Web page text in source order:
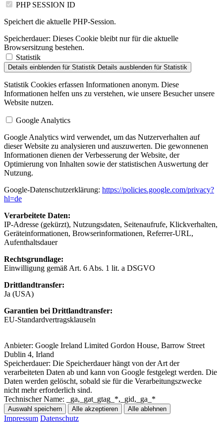
PHP SESSION ID
Speichert die aktuelle PHP-Session.
Speicherdauer: Dieses Cookie bleibt nur für die aktuelle
Browsersitzung bestehen.
Statistik
Details einblenden für Statistik Details ausblenden für Statistik
Statistik Cookies erfassen Informationen anonym. Diese
Informationen helfen uns zu verstehen, wie unsere Besucher unsere
Website nutzen.
Google Analytics
Google Analytics wird verwendet, um das Nutzerverhalten auf
dieser Website zu analysieren und auszuwerten. Die gewonnenen
Informationen dienen der Verbesserung der Website, der
Optimierung von Inhalten sowie der statistischen Auswertung der
Nutzung.
Google-Datenschutzerklärung: https://policies.google.com/privacy?
hl=de
Verarbeitete Daten:
IP-Adresse (gekürzt), Nutzungsdaten, Seitenaufrufe, Klickverhalten,
Geräteinformationen, Browserinformationen, Referrer-URL,
Aufenthaltsdauer
Rechtsgrundlage:
Einwilligung gemäß Art. 6 Abs. 1 lit. a DSGVO
Drittlandtransfer:
Ja (USA)
Garantien bei Drittlandtransfer:
EU-Standardvertragsklauseln
Anbieter: Google Ireland Limited Gordon House, Barrow Street
Dublin 4, Irland
Speicherdauer: Die Speicherdauer hängt von der Art der
verarbeiteten Daten ab und kann von Google festgelegt werden. Die
Daten werden gelöscht, sobald sie für die Verarbeitungszwecke
nicht mehr erforderlich sind.
Technischer Name: _ga,_gat_gtag_*,_gid,_ga_*
Auswahl speichern Alle akzeptieren Alle ablehnen
Impressum Datenschutz